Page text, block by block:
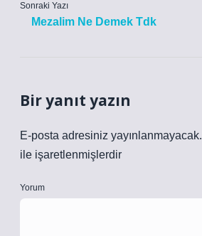
Sonraki Yazı
Mezalim Ne Demek Tdk
Bir yanıt yazın
E-posta adresiniz yayınlanmayacak.
ile işaretlenmişlerdir
Yorum